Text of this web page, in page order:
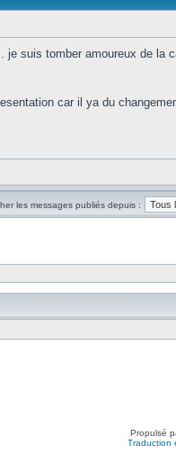
suis tomber amoureux de la
car il ya du
les messages publiés depuis :
Propulsé
Traduction